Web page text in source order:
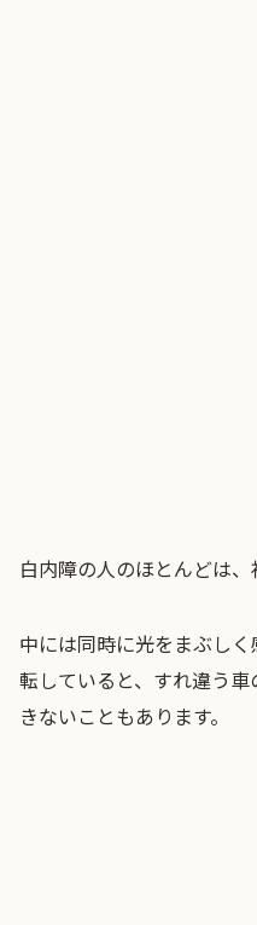
白内障の人のほとんどは、
中には同時に光をまぶし
転していると、すれ違う
きないこともあります。